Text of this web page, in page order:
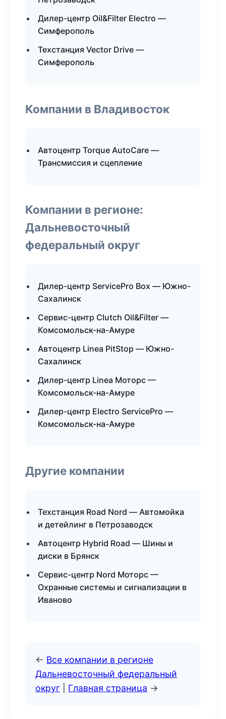
Дилер-центр Oil&Filter Electro —
Симферополь
Техстанция Vector Drive —
Симферополь
Компании в Владивосток
Автоцентр Torque AutoCare —
Трансмиссия и сцепление
Компании в регионе:
Дальневосточный
федеральный округ
Дилер-центр ServicePro Box — Южно-
Сахалинск
Сервис-центр Clutch Oil&Filter —
Комсомольск-на-Амуре
Автоцентр Linea PitStop — Южно-
Сахалинск
Дилер-центр Linea Моторс —
Комсомольск-на-Амуре
Дилер-центр Electro ServicePro —
Комсомольск-на-Амуре
Другие компании
Техстанция Road Nord — Автомойка
и детейлинг в Петрозаводск
Автоцентр Hybrid Road — Шины и
диски в Брянск
Сервис-центр Nord Моторс —
Охранные системы и сигнализации в
Иваново
← Все компании в регионе
Дальневосточный федеральный
округ
Главная страница →